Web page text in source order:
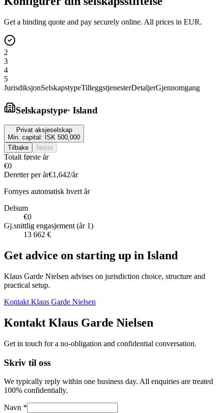
Get a binding quote and pay securely online. All prices in EUR.
2
3
4
5
JurisdiksjonSelskapstypeTilleggstjenesterDetaljerGjennomgang
Selskapstype· Island
Privat aksjeselskap
Min. capital: ISK 500,000
Tilbake
Neste
Totalt første år
€0
Deretter per år€1,642/år
Fornyes automatisk hvert år
Delsum
€0
Gj.snittlig engasjement (år 1)
13 662 €
Get advice on starting up in Island
Klaus Garde Nielsen advises on jurisdiction choice, structure and
practical setup.
Kontakt Klaus Garde Nielsen
Kontakt Klaus Garde Nielsen
Get in touch for a no-obligation and confidential conversation.
Skriv til oss
We typically reply within one business day. All enquiries are treated
100% confidentially.
Navn *